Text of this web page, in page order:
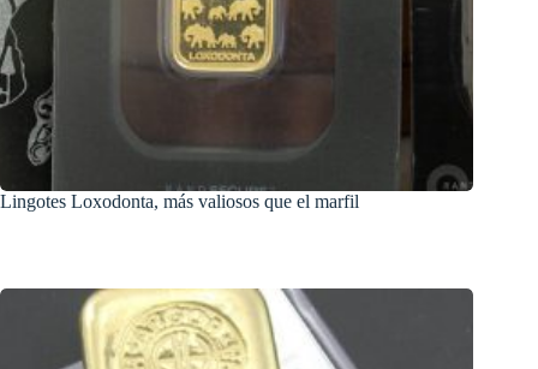
Lingotes Loxodonta, más valiosos que el marfil